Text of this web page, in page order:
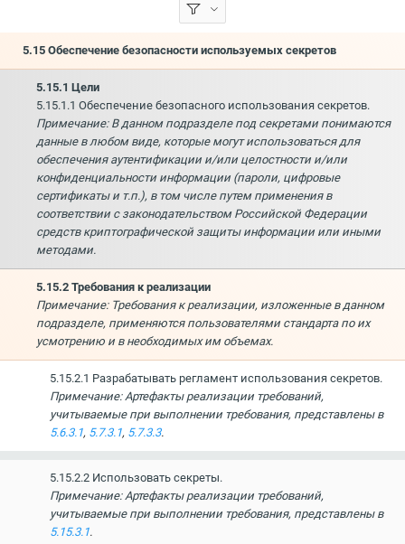
5.15 Обеспечение безопасности используемых секретов
5.15.1 Цели
5.15.1.1 Обеспечение безопасного использования секретов.
Примечание: В данном подразделе под секретами понимаются
данные в любом виде, которые могут использоваться для
обеспечения аутентификации и/или целостности и/или
конфиденциальности информации (пароли, цифровые
сертификаты и т.п.), в том числе путем применения в
соответствии с законодательством Российской Федерации
средств криптографической защиты информации или иными
методами.
5.15.2 Требования к реализации
Примечание: Требования к реализации, изложенные в данном
подразделе, применяются пользователями стандарта по их
усмотрению и в необходимых им объемах.
5.15.2.1 Разрабатывать регламент использования секретов.
Примечание: Артефакты реализации требований,
учитываемые при выполнении требования, представлены в
5.6.3.1, 5.7.3.1, 5.7.3.3.
5.15.2.2 Использовать секреты.
Примечание: Артефакты реализации требований,
учитываемые при выполнении требования, представлены в
5.15.3.1.